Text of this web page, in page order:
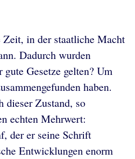
Zeit, in der staatliche Macht
Dadurch wurden
Gesetze gelten? Um
haben.
dieser Zustand, so
echten Mehrwert:
der er seine Schrift
Entwicklungen enorm